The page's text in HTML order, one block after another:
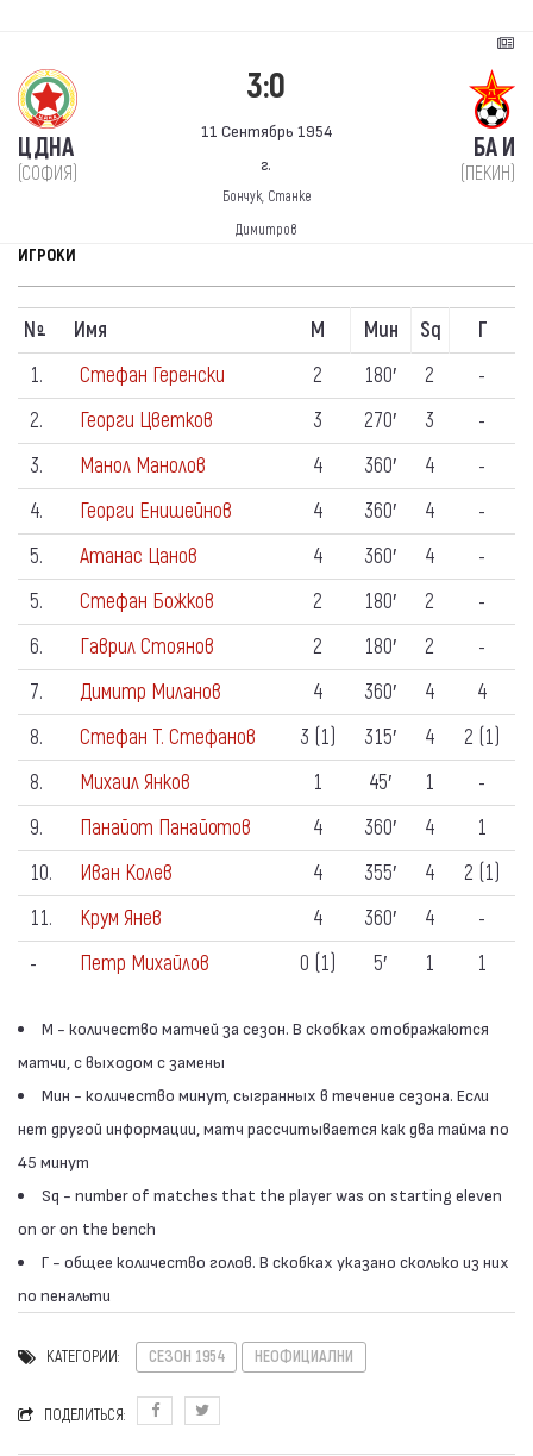
ЦДНА
(СОФИЯ)
3:0
11 Сентябрь 1954
г.
Бончук, Станке
Димитров
БА И
(ПЕКИН)
ИГРОКИ
Nº Имя М Мин Sq
Г
1.
Стефан Геренски 2 180′ 2
-
2.
Георги Цветков 3 270′ 3
-
3.
Манол Манолов 4 360′ 4
-
4.
Георги Енишейнов 4 360′ 4
-
5.
Атанас Цанов 4 360′ 4
-
5.
Стефан Божков 2 180′ 2
-
6.
Гаврил Стоянов 2 180′ 2
-
7.
Димитр Миланов 4 360′ 4
4
8.
Стефан Т. Стефанов 3 (1) 315′ 4
2 (1)
8.
Михаил Янков 1 45′ 1
-
9.
Панайот Панайотов 4 360′ 4
1
10.
Иван Колев 4 355′ 4
2 (1)
11.
Крум Янев 4 360′ 4
-
-
Петр Михайлов 0 (1) 5′ 1 1
М - количество матчей за сезон. В скобках отображаются
матчи, с выходом с замены
Мин - количество минут, сыгранных в течение сезона. Если
нет другой информации, матч рассчитывается как два тайма по
45 минут
Sq - number of matches that the player was on starting eleven
on or on the bench
Г - общее количество голов. В скобках указано сколько из них
по пенальти
КАТЕГОРИИ: СЕЗОН 1954 НЕОФИЦИАЛНИ
ПОДЕЛИТЬСЯ: